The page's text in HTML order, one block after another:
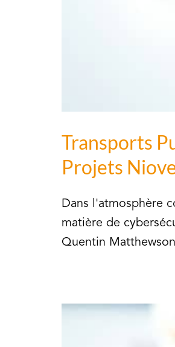
Transports
Projets
Dans l'atmosphère
matière de
Quentin